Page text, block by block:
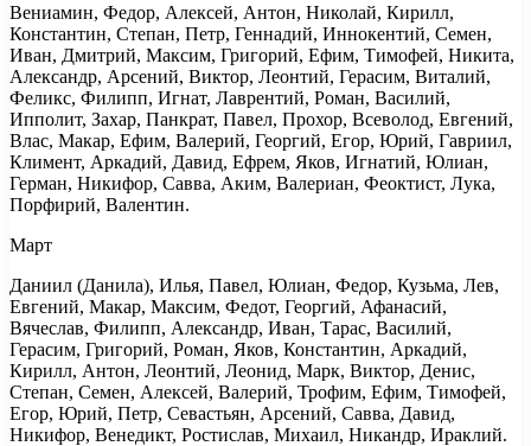
Вениамин, Федор, Алексей, Антон, Николай, Кирилл,
Константин, Степан, Петр, Геннадий, Иннокентий, Семен,
Иван, Дмитрий, Максим, Григорий, Ефим, Тимофей, Никита,
Александр, Арсений, Виктор, Леонтий, Герасим, Виталий,
Феликс, Филипп, Игнат, Лаврентий, Роман, Василий,
Ипполит, Захар, Панкрат, Павел, Прохор, Всеволод, Евгений,
Влас, Макар, Ефим, Валерий, Георгий, Егор, Юрий, Гавриил,
Климент, Аркадий, Давид, Ефрем, Яков, Игнатий, Юлиан,
Герман, Никифор, Савва, Аким, Валериан, Феоктист, Лука,
Порфирий, Валентин.
Март
Даниил (Данила), Илья, Павел, Юлиан, Федор, Кузьма, Лев,
Евгений, Макар, Максим, Федот, Георгий, Афанасий,
Вячеслав, Филипп, Александр, Иван, Тарас, Василий,
Герасим, Григорий, Роман, Яков, Константин, Аркадий,
Кирилл, Антон, Леонтий, Леонид, Марк, Виктор, Денис,
Степан, Семен, Алексей, Валерий, Трофим, Ефим, Тимофей,
Егор, Юрий, Петр, Севастьян, Арсений, Савва, Давид,
Никифор, Венедикт, Ростислав, Михаил, Никандр, Ираклий.